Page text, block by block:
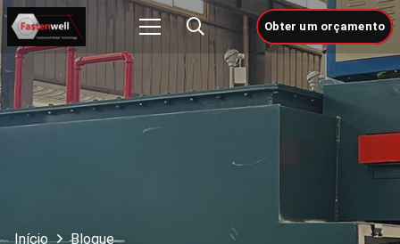
Obter um orçamento
Início Blogue